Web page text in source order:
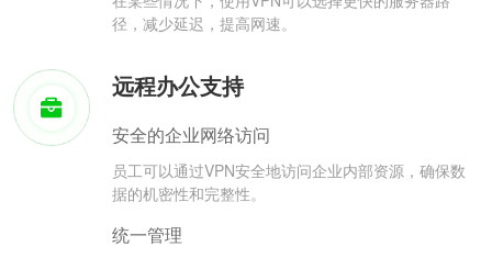
径，减少延迟，提高网速。
远程办公支持
安全的企业网络访问
员工可以通过VPN安全地访问企业内部资源，确保数
据的机密性和完整性。
统一管理